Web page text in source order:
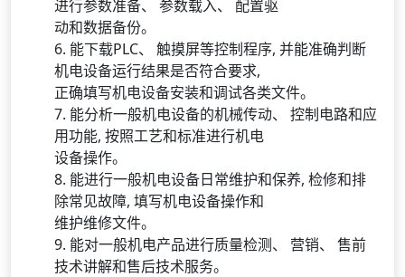
进行参数准备、 参数载入、 配置驱
动和数据备份。
6. 能下载PLC、 触摸屏等控制程序, 并能准确判断
机电设备运行结果是否符合要求,
正确填写机电设备安装和调试各类文件。
7. 能分析一般机电设备的机械传动、 控制电路和应
用功能, 按照工艺和标准进行机电
设备操作。
8. 能进行一般机电设备日常维护和保养, 检修和排
除常见故障, 填写机电设备操作和
维护维修文件。
9. 能对一般机电产品进行质量检测、 营销、 售前
技术讲解和售后技术服务。